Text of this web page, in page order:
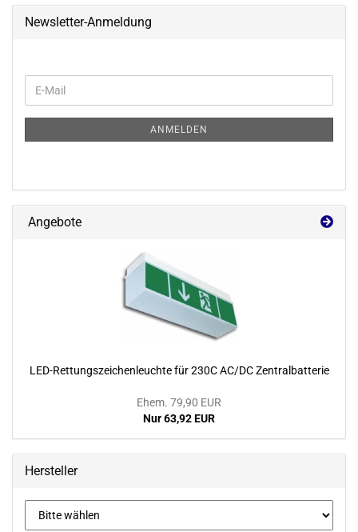
Newsletter-Anmeldung
ZUR
E-
Mail
ANMELDEN
Angebote
LED-​Rettungszeichenleuchte für 230C AC/DC Zen­tral­bat­te­rie
Ehem. 79,90 EUR
Nur 63,92 EUR
Hersteller